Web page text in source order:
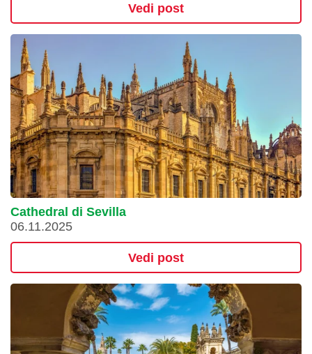
Vedi post
Cathedral di Sevilla
06.11.2025
Vedi post